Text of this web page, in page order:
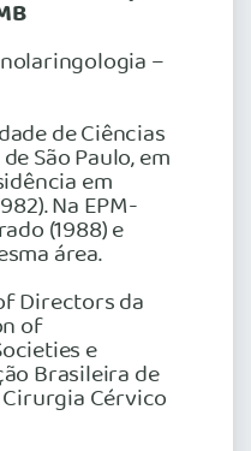
–
de Ciências
São Paulo, em
em
Na EPM-
(1988) e
área.
Directors da
of
e
Brasileira de
Cérvico